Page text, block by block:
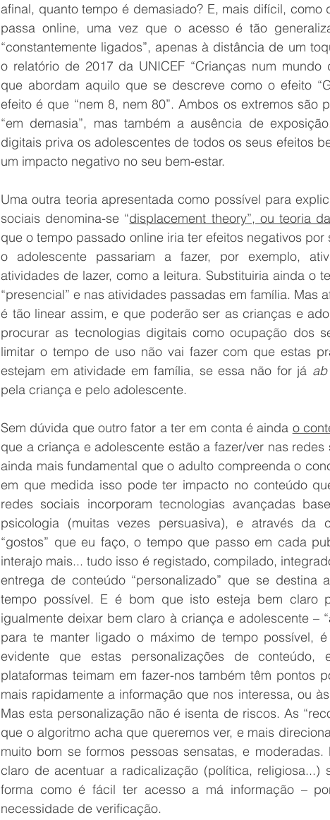
afinal, quanto tempo é demasiado? E, mais difícil, como
passa online, uma vez que o acesso é tão
“constantemente ligados”, apenas à distância de um
o relatório de 2017 da UNICEF “Crianças num mundo
que abordam aquilo que se descreve como o efeito
efeito é que “nem 8, nem 80”. Ambos os extremos são
“em demasia”, mas também a ausência de
digitais priva os adolescentes de todos os seus efeitos
um impacto negativo no seu bem-estar.
Uma outra teoria apresentada como possível para
sociais denomina-se “displacement theory”, ou teoria
que o tempo passado online iria ter efeitos negativos
o adolescente passariam a fazer, por exemplo,
atividades de lazer, como a leitura. Substituiria ainda o
“presencial” e nas atividades passadas em família. Mas
é tão linear assim, e que poderão ser as crianças e
procurar as tecnologias digitais como ocupação dos
limitar o tempo de uso não vai fazer com que estas
estejam em atividade em família, se essa não for já
pela criança e pelo adolescente.
Sem dúvida que outro fator a ter em conta é ainda o
que a criança e adolescente estão a fazer/ver nas
ainda mais fundamental que o adulto compreenda o
em que medida isso pode ter impacto no conteúdo
redes sociais incorporam tecnologias avançadas
psicologia (muitas vezes persuasiva), e através da
“gostos” que eu faço, o tempo que passo em cada
interajo mais... tudo isso é registado, compilado,
entrega de conteúdo “personalizado” que se destina
tempo possível. E é bom que isto esteja bem claro
igualmente deixar bem claro à criança e adolescente –
para te manter ligado o máximo de tempo possível,
evidente que estas personalizações de conteúdo,
plataformas teimam em fazer-nos também têm pontos
mais rapidamente a informação que nos interessa, ou
Mas esta personalização não é isenta de riscos. As
que o algoritmo acha que queremos ver, e mais
muito bom se formos pessoas sensatas, e
claro de acentuar a radicalização (política, religiosa...)
forma como é fácil ter acesso a má informação –
necessidade de verificação.